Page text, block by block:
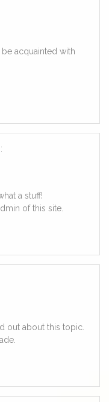
acquainted with
a stuff!
of this site.
out about this topic.